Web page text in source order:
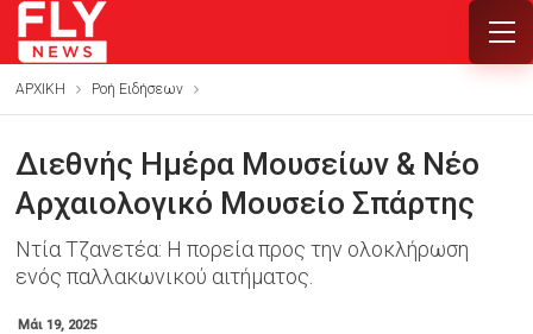
ΑΡΧΙΚΗ Ροή Ειδήσεων
Διεθνής Ημέρα Μουσείων & Νέο
Αρχαιολογικό Μουσείο Σπάρτης
Ντία Τζανετέα: Η πορεία προς την ολοκλήρωση
ενός παλλακωνικού αιτήματος.
Μάι 19, 2025